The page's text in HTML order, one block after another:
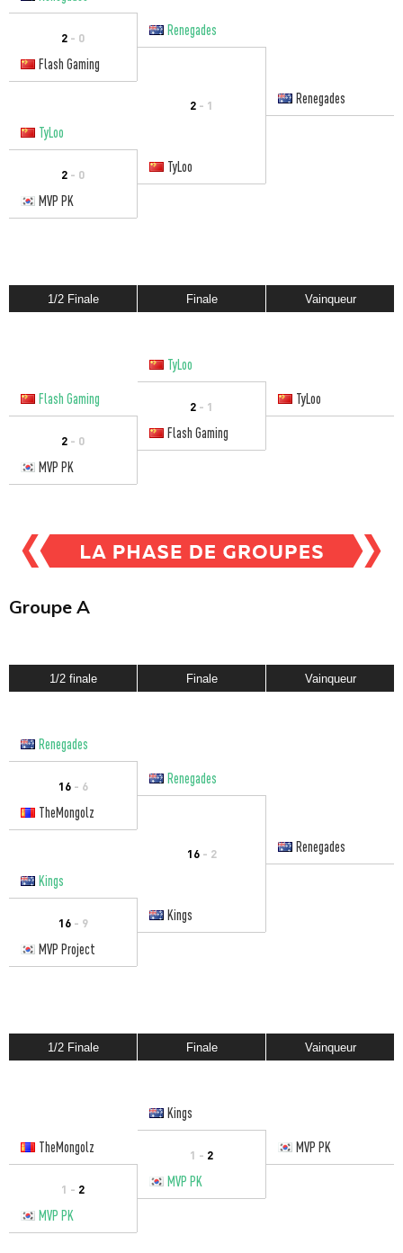
2 - 0
Renegades
Flash Gaming
2 - 1
Renegades
TyLoo
2 - 0
TyLoo
MVP PK
1/2 Finale Finale Vainqueur
TyLoo
Flash Gaming
2 - 1 TyLoo
2 - 0
Flash Gaming
MVP PK
Groupe A
1/2 finale Finale Vainqueur
Renegades
16- 6
Renegades
TheMongolz
16- 2
Renegades
Kings
16- 9
Kings
MVP Project
1/2 Finale Finale Vainqueur
Kings
TheMongolz
1 - 2 MVP PK
1 - 2
MVP PK
MVP PK